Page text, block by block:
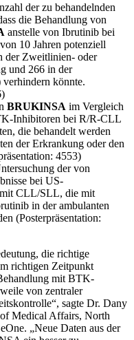
der zu behandelnden
die Behandlung von
anstelle von Ibrutinib bei
10 Jahren potenziell
der Zweitlinien- oder
und 266 in der
könnte.
BRUKINSA im Vergleich
Inhibitoren bei R/R-CLL
die behandelt werden
der Erkrankung oder den
4553)
der von
bei US-
mit CLL/SLL, die mit
in der ambulanten
(Posterpräsentation:
die richtige
richtigen Zeitpunkt
mit BTK-
von zentraler
sagte Dr. Dany
Medical Affairs, North
„Neue Daten aus der